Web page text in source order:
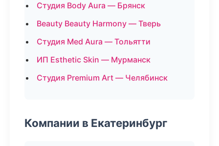
Студия Body Aura — Брянск
Beauty Beauty Harmony — Тверь
Студия Med Aura — Тольятти
ИП Esthetic Skin — Мурманск
Студия Premium Art — Челябинск
Компании в Екатеринбург